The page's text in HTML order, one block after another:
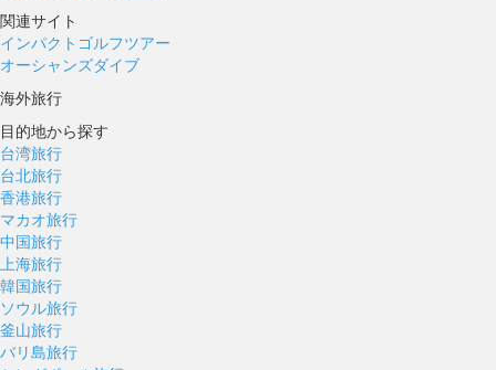
関連サイト
インパクトゴルフツアー
オーシャンズダイブ
海外旅行
目的地から探す
台湾旅行
台北旅行
香港旅行
マカオ旅行
中国旅行
上海旅行
韓国旅行
ソウル旅行
釜山旅行
バリ島旅行